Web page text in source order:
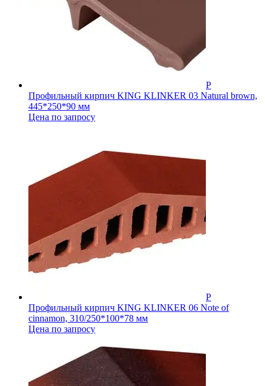
Профильный кирпич KING KLINKER 03 Natural brown,
445*250*90 мм
Цена по запросу
Профильный кирпич KING KLINKER 06 Note of
cinnamon, 310/250*100*78 мм
Цена по запросу